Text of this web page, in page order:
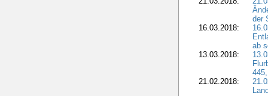
der
16.03.2018:
ab
13.03.2018:
21.02.2018: